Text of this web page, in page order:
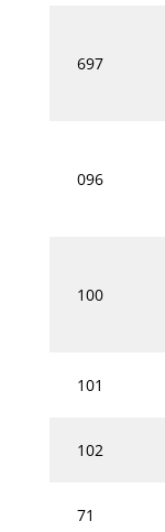
697
096
100
101
102
71